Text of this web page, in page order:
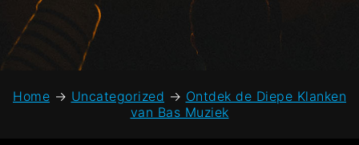
Home → Uncategorized → Ontdek de Diepe Klanken
van Bas Muziek